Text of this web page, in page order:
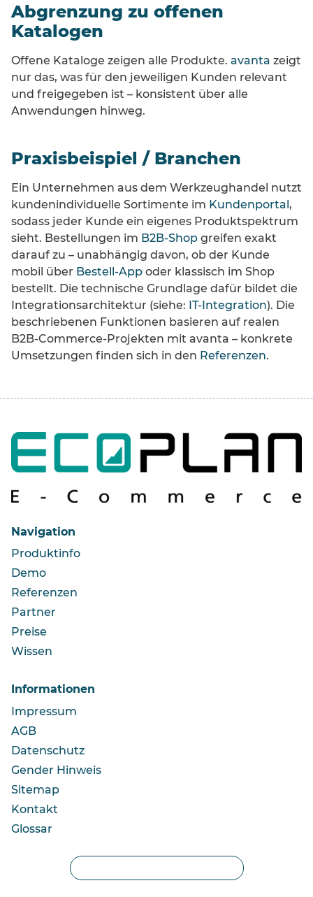
Abgrenzung zu offenen
Katalogen
Offene Kataloge zeigen alle Produkte. avanta zeigt
nur das, was für den jeweiligen Kunden relevant
und freigegeben ist – konsistent über alle
Anwendungen hinweg.
Praxisbeispiel / Branchen
Ein Unternehmen aus dem Werkzeughandel nutzt
kundenindividuelle Sortimente im Kundenportal,
sodass jeder Kunde ein eigenes Produktspektrum
sieht. Bestellungen im B2B-Shop greifen exakt
darauf zu – unabhängig davon, ob der Kunde
mobil über Bestell-App oder klassisch im Shop
bestellt. Die technische Grundlage dafür bildet die
Integrationsarchitektur (siehe: IT-Integration). Die
beschriebenen Funktionen basieren auf realen
B2B-Commerce-Projekten mit avanta – konkrete
Umsetzungen finden sich in den Referenzen.
Navigation
Produktinfo
Demo
Referenzen
Partner
Preise
Wissen
Informationen
Impressum
AGB
Datenschutz
Gender Hinweis
Sitemap
Kontakt
Glossar